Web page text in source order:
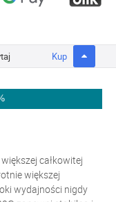
Kup
całkowitej
większej
wydajności nigdy